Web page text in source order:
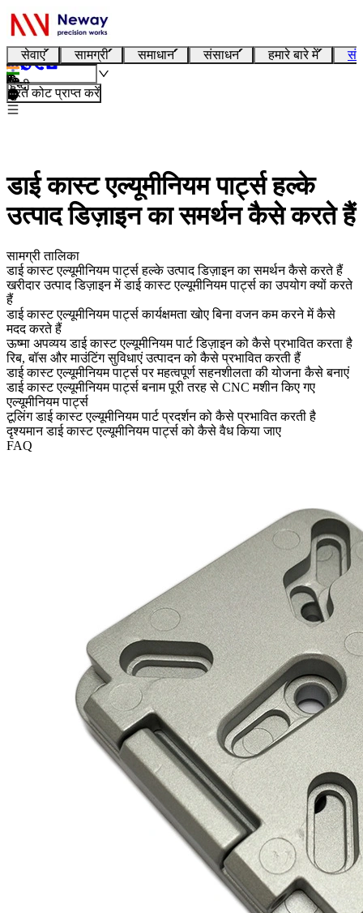
सेवाएं सामग्री समाधान संसाधन हमारे बारे में
हिन्दी
तुरंत कोट प्राप्त करें
डाई कास्ट एल्यूमीनियम पार्ट्स हल्के
उत्पाद डिज़ाइन का समर्थन कैसे करते हैं
सामग्री तालिका
डाई कास्ट एल्यूमीनियम पार्ट्स हल्के उत्पाद डिज़ाइन का समर्थन कैसे करते हैं
खरीदार उत्पाद डिज़ाइन में डाई कास्ट एल्यूमीनियम पार्ट्स का उपयोग क्यों करते
हैं
डाई कास्ट एल्यूमीनियम पार्ट्स कार्यक्षमता खोए बिना वजन कम करने में कैसे
मदद करते हैं
ऊष्मा अपव्यय डाई कास्ट एल्यूमीनियम पार्ट डिज़ाइन को कैसे प्रभावित करता है
रिब, बॉस और माउंटिंग सुविधाएं उत्पादन को कैसे प्रभावित करती हैं
डाई कास्ट एल्यूमीनियम पार्ट्स पर महत्वपूर्ण सहनशीलता की योजना कैसे बनाएं
डाई कास्ट एल्यूमीनियम पार्ट्स बनाम पूरी तरह से CNC मशीन किए गए
एल्यूमीनियम पार्ट्स
टूलिंग डाई कास्ट एल्यूमीनियम पार्ट प्रदर्शन को कैसे प्रभावित करती है
दृश्यमान डाई कास्ट एल्यूमीनियम पार्ट्स को कैसे वैध किया जाए
FAQ